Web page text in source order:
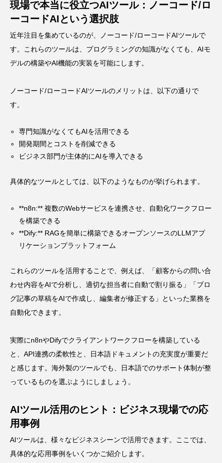
現場で本当に役立つAIツール：ノーコード/ロ
ーコードAIという選択肢
近年注目を集めているのが、ノーコード/ローコードAIツールで
す。これらのツールは、プログラミングの知識がなくても、AIモ
デルの構築やAI機能の実装を可能にします。
ノーコード/ローコードAIツールのメリットは、以下の通りで
す。
専門知識がなくてもAIを活用できる
開発期間とコストを削減できる
ビジネス部門が主体的にAIを導入できる
具体的なツールとしては、以下のようなものが挙げられます。
**n8n:** 複数のWebサービスを連携させ、自動化ワークフロー
を構築できる
**Dify:** RAGを簡単に構築できるオープンソースのLLMアプ
リケーションプラットフォーム
これらのツールを活用することで、例えば、「顧客からの問い合
わせ内容をAIで分析し、適切な担当者に自動で割り振る」「ブロ
グ記事の草稿をAIで作成し、編集者が修正する」といった業務を
自動化できます。
実際にn8nやDifyでクライアントワークフローを構築している
と、API連携の柔軟性と、日本語ドキュメントの充実度が重要だ
と感じます。海外製のツールでも、日本語でのサポート体制が整
っているものを選ぶようにしましょう。
AIツール活用のヒント：ビジネス現場での応
用事例
AIツールは、様々なビジネスシーンで活用できます。ここでは、
具体的な応用事例をいくつかご紹介します。